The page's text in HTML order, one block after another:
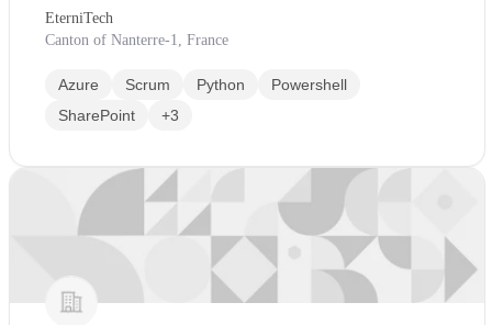
EterniTech
Canton of Nanterre-1, France
Azure Scrum Python
Powershell
SharePoint
+3